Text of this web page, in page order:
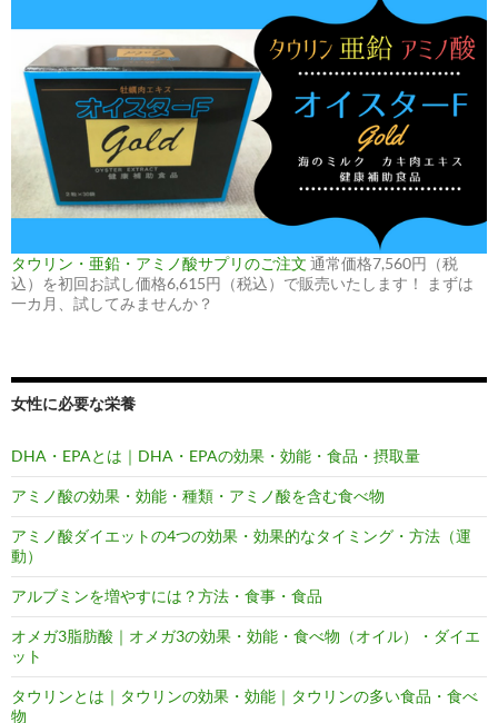
タウリン・亜鉛・アミノ酸サプリのご注文 通常価格7,560円（税
込）を初回お試し価格6,615円（税込）で販売いたします！ まずは
一カ月、試してみませんか？
女性に必要な栄養
DHA・EPAとは｜DHA・EPAの効果・効能・食品・摂取量
アミノ酸の効果・効能・種類・アミノ酸を含む食べ物
アミノ酸ダイエットの4つの効果・効果的なタイミング・方法（運
動）
アルブミンを増やすには？方法・食事・食品
オメガ3脂肪酸｜オメガ3の効果・効能・食べ物（オイル）・ダイエ
ット
タウリンとは｜タウリンの効果・効能｜タウリンの多い食品・食べ
物